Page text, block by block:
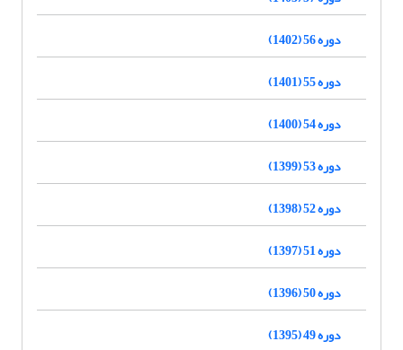
دوره 56 (1402)
دوره 55 (1401)
دوره 54 (1400)
دوره 53 (1399)
دوره 52 (1398)
دوره 51 (1397)
دوره 50 (1396)
دوره 49 (1395)